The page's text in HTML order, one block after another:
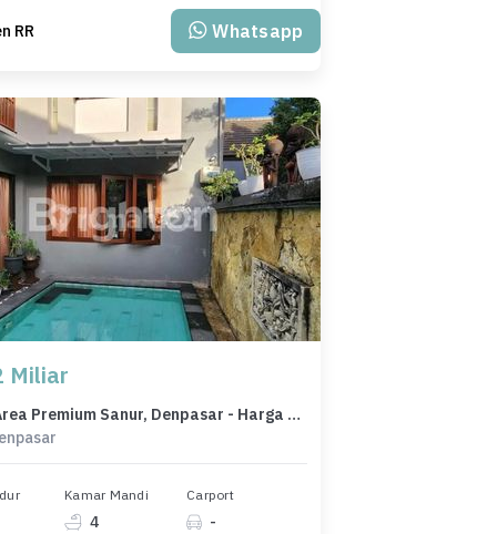
RR Whatsapp
Miliar
Rumah Area Premium Sanur, Denpasar - Harga Terbaik 7,2 Miliar
Kamar Mandi
4
Carport
-